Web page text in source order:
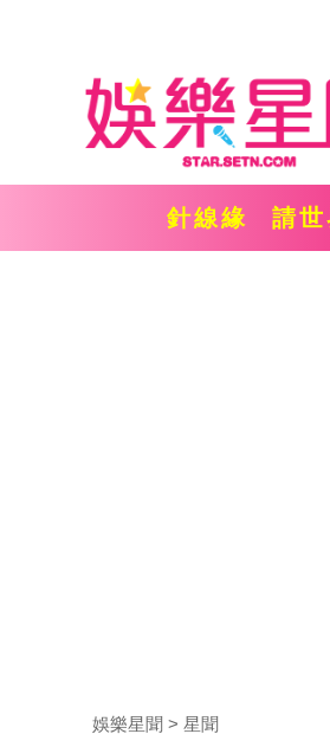
針線緣 請
娛樂星聞 星聞